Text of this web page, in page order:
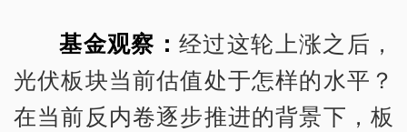
基金观察：经过这轮上涨之后，
光伏板块当前估值处于怎样的水平？
在当前反内卷逐步推进的背景下，板